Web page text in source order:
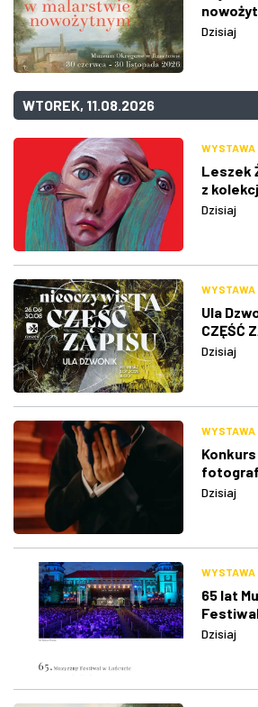
Dzisiaj
WTOREK, 11.08.2026
WYSTAWA
Leszek
z
Dzisiaj
WYSTAWA
Ula
CZĘŚĆ
Dzisiaj
WYSTAWA
Dzisiaj
WYSTAWA
65 lat
Dzisiaj